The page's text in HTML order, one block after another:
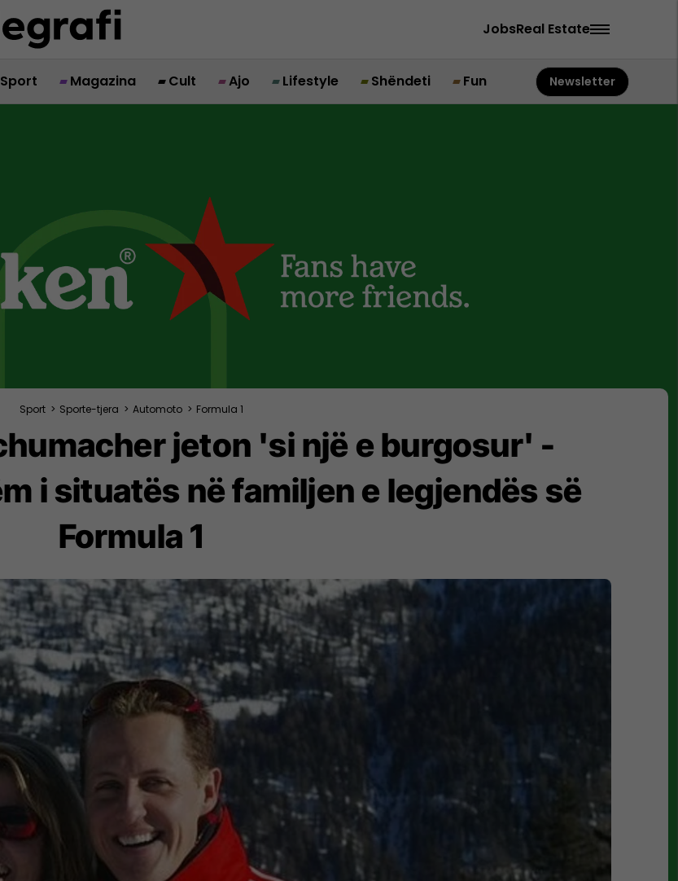
JobsReal Estate
Sport Magazina Cult Ajo Lifestyle Shëndeti Fun Newsletter
Sport > Sporte-tjera > Automoto > Formula 1
jeton 'si një e burgosur' -
i situatës në familjen e legjendës së
Formula 1